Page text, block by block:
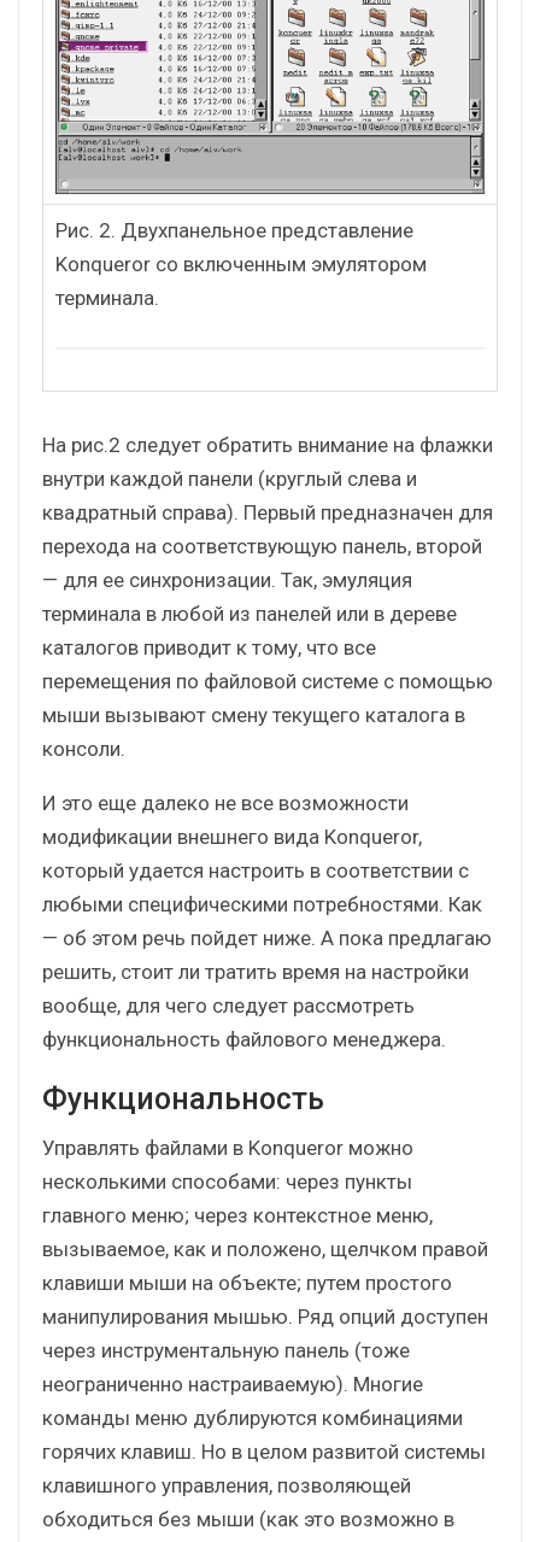
Рис. 2. Двухпанельное представление
Konqueror со включенным эмулятором
терминала.
На рис.2 следует обратить внимание на флажки
внутри каждой панели (круглый слева и
квадратный справа). Первый предназначен для
перехода на соответствующую панель, второй
— для ее синхронизации. Так, эмуляция
терминала в любой из панелей или в дереве
каталогов приводит к тому, что все
перемещения по файловой системе с помощью
мыши вызывают смену текущего каталога в
консоли.
И это еще далеко не все возможности
модификации внешнего вида Konqueror,
который удается настроить в соответствии с
любыми специфическими потребностями. Как
— об этом речь пойдет ниже. А пока предлагаю
решить, стоит ли тратить время на настройки
вообще, для чего следует рассмотреть
функциональность файлового менеджера.
Функциональность
Управлять файлами в Konqueror можно
несколькими способами: через пункты
главного меню; через контекстное меню,
вызываемое, как и положено, щелчком правой
клавиши мыши на объекте; путем простого
манипулирования мышью. Ряд опций доступен
через инструментальную панель (тоже
неограниченно настраиваемую). Многие
команды меню дублируются комбинациями
горячих клавиш. Но в целом развитой системы
клавишного управления, позволяющей
обходиться без мыши (как это возможно в